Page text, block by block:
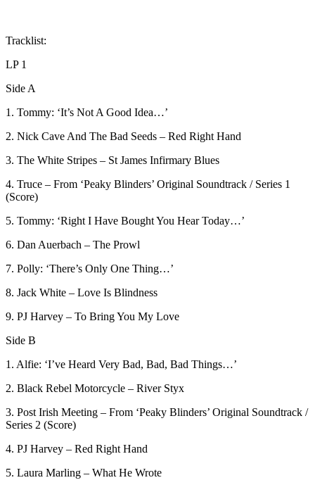
Tracklist:
LP 1
Side A
1. Tommy: ‘It’s Not A Good Idea…’
2. Nick Cave And The Bad Seeds – Red Right Hand
3. The White Stripes – St James Infirmary Blues
4. Truce – From ‘Peaky Blinders’ Original Soundtrack / Series 1
(Score)
5. Tommy: ‘Right I Have Bought You Hear Today…’
6. Dan Auerbach – The Prowl
7. Polly: ‘There’s Only One Thing…’
8. Jack White – Love Is Blindness
9. PJ Harvey – To Bring You My Love
Side B
1. Alfie: ‘I’ve Heard Very Bad, Bad, Bad Things…’
2. Black Rebel Motorcycle – River Styx
3. Post Irish Meeting – From ‘Peaky Blinders’ Original Soundtrack /
Series 2 (Score)
4. PJ Harvey – Red Right Hand
5. Laura Marling – What He Wrote